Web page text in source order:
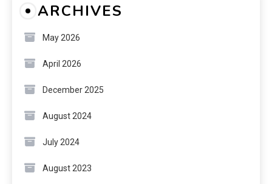
ARCHIVES
May 2026
April 2026
December 2025
August 2024
July 2024
August 2023